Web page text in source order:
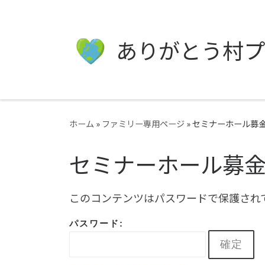
ありがとう村
ホーム » ファミリー専用ページ»セミナーホール募
セミナーホール募
このコンテンツはパスワードで保護さ
パスワード: